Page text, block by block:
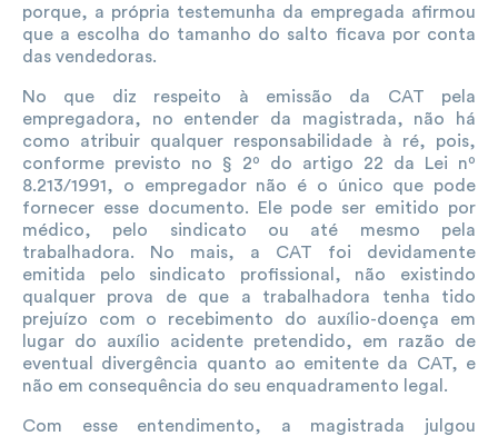
porque, a própria testemunha da empregada afirmou
que a escolha do tamanho do salto ficava por conta
das vendedoras.
No que diz respeito à emissão da CAT pela
empregadora, no entender da magistrada, não há
como atribuir qualquer responsabilidade à ré, pois,
conforme previsto no § 2º do artigo 22 da Lei nº
8.213/1991, o empregador não é o único que pode
fornecer esse documento. Ele pode ser emitido por
médico, pelo sindicato ou até mesmo pela
trabalhadora. No mais, a CAT foi devidamente
emitida pelo sindicato profissional, não existindo
qualquer prova de que a trabalhadora tenha tido
prejuízo com o recebimento do auxílio-doença em
lugar do auxílio acidente pretendido, em razão de
eventual divergência quanto ao emitente da CAT, e
não em consequência do seu enquadramento legal.
Com esse entendimento, a magistrada julgou